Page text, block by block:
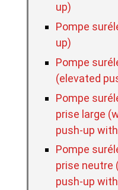
up)
Pompe
up)
Pompe
(elevated
Pompe
prise large
push-up
Pompe
prise neutre
push-up